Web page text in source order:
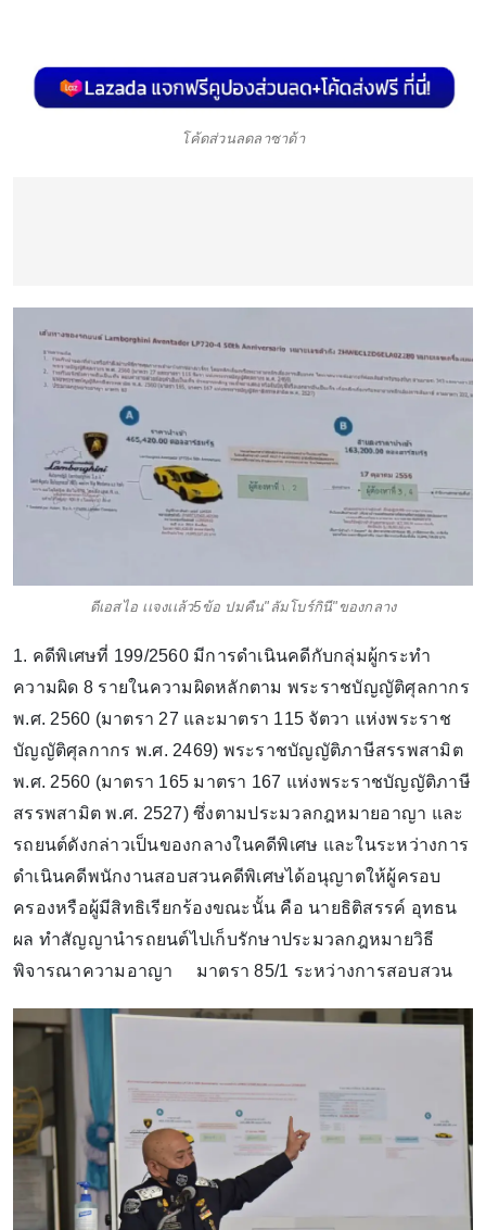
โค้ดส่วนลดลาซาด้า
ดีเอสไอ เเจงเเล้ว5ข้อ ปมคืน"ลัมโบร์กินี"ของกลาง
1. คดีพิเศษที่ 199/2560 มีการดำเนินคดีกับกลุ่มผู้กระทำ
ความผิด 8 รายในความผิดหลักตาม พระราชบัญญัติศุลกากร
พ.ศ. 2560 (มาตรา 27 และมาตรา 115 จัตวา แห่งพระราช
บัญญัติศุลกากร พ.ศ. 2469) พระราชบัญญัติภาษีสรรพสามิต
พ.ศ. 2560 (มาตรา 165 มาตรา 167 แห่งพระราชบัญญัติภาษี
สรรพสามิต พ.ศ. 2527) ซึ่งตามประมวลกฎหมายอาญา และ
รถยนต์ดังกล่าวเป็นของกลางในคดีพิเศษ และในระหว่างการ
ดำเนินคดีพนักงานสอบสวนคดีพิเศษได้อนุญาตให้ผู้ครอบ
ครองหรือผู้มีสิทธิเรียกร้องขณะนั้น คือ นายธิติสรรค์ อุทธน
ผล ทำสัญญานำรถยนต์ไปเก็บรักษาประมวลกฎหมายวิธี
พิจารณาความอาญา มาตรา 85/1 ระหว่างการสอบสวน